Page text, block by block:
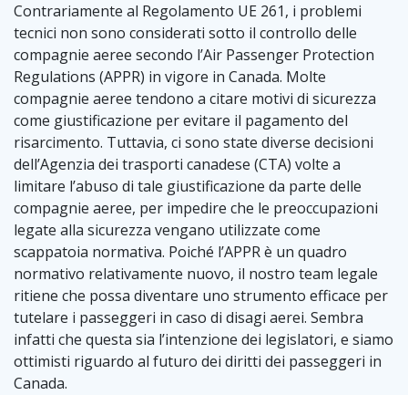
Contrariamente al Regolamento UE 261, i problemi
tecnici non sono considerati sotto il controllo delle
compagnie aeree secondo l’Air Passenger Protection
Regulations (APPR) in vigore in Canada. Molte
compagnie aeree tendono a citare motivi di sicurezza
come giustificazione per evitare il pagamento del
risarcimento. Tuttavia, ci sono state diverse decisioni
dell’Agenzia dei trasporti canadese (CTA) volte a
limitare l’abuso di tale giustificazione da parte delle
compagnie aeree, per impedire che le preoccupazioni
legate alla sicurezza vengano utilizzate come
scappatoia normativa. Poiché l’APPR è un quadro
normativo relativamente nuovo, il nostro team legale
ritiene che possa diventare uno strumento efficace per
tutelare i passeggeri in caso di disagi aerei. Sembra
infatti che questa sia l’intenzione dei legislatori, e siamo
ottimisti riguardo al futuro dei diritti dei passeggeri in
Canada.